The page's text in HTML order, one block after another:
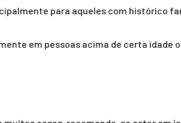
para aqueles com histórico
em pessoas acima de certa idade